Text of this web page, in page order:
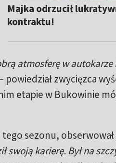
Majka odrzucił
kontraktu!
atmosferę w autokarze
– powiedział zwycięzca
etapie w Bukowinie
sezonu, obserwował
swoją karierę. Był na